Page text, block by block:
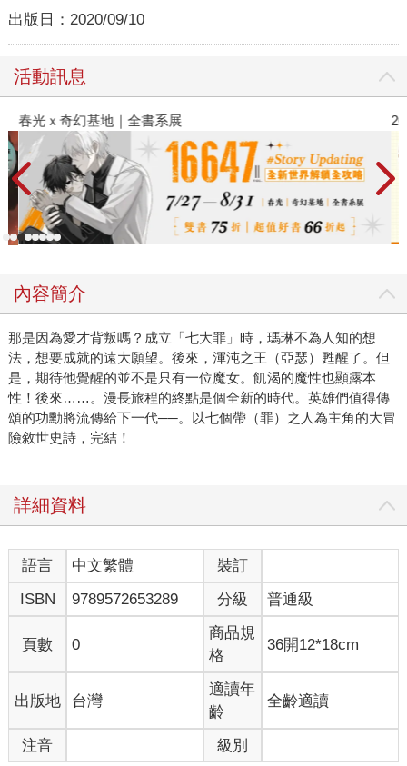
出版日： 2020/09/10
活動訊息
春光ｘ奇幻基地｜全書系展
內容簡介
那是因為愛才背叛嗎？成立「七大罪」時，瑪琳不為人知的想
法，想要成就的遠大願望。後來，渾沌之王（亞瑟）甦醒了。但
是，期待他覺醒的並不是只有一位魔女。飢渴的魔性也顯露本
性！後來……。漫長旅程的終點是個全新的時代。英雄們值得傳
頌的功勳將流傳給下一代──。以七個帶（罪）之人為主角的大冒
險敘世史詩，完結！
詳細資料
語言 中文繁體
裝訂
ISBN
9789572653289 分級 普通級
頁數 0
商品規
格
36開12*18cm
出版地 台灣
適讀年
齡
全齡適讀
注音 級別